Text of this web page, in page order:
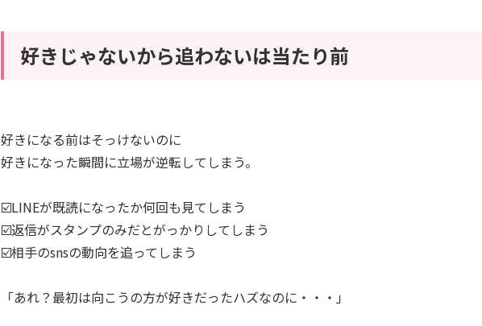
好きじゃないから追わないは当たり前
好きになる前はそっけないのに
好きになった瞬間に立場が逆転してしまう。
☑️LINEが既読になったか何回も見てしまう
☑️返信がスタンプのみだとがっかりしてしまう
☑️相手のsnsの動向を追ってしまう
「あれ？最初は向こうの方が好きだったハズなのに・・・」